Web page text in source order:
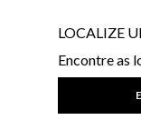
LOCALIZE
Encontre as